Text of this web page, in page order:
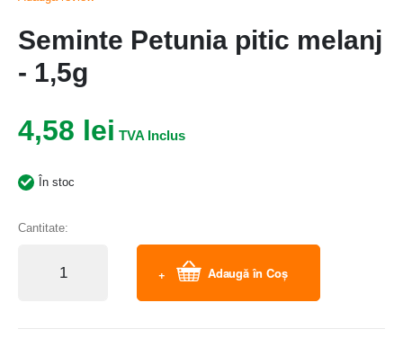
Seminte Petunia pitic melanj
- 1,5g
4,58 lei
În stoc
Cantitate:
Adaugă în Coș